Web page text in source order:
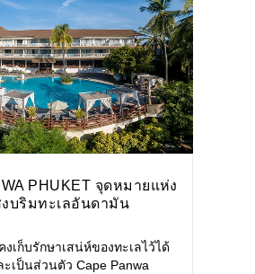
PHUKET จุดหมายแห่ง
งบริมทะเลอันดามัน
เก็บรักษาเสน่ห์ของทะเลไว้ได้
ะเป็นส่วนตัว Cape Panwa